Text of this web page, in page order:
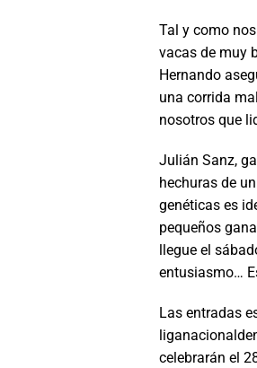
Tal y como
vacas de muy
Hernando
una corrida
nosotros que
Julián Sanz,
hechuras de
genéticas es
pequeños
llegue el
entusiasmo…
Las entradas
celebrarán el